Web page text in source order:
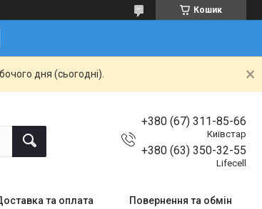
Кошик
дня (сьогодні).
+380 (67) 311-85-66
Київстар
+380 (63) 350-32-55
Lifecell
та оплата Повернення та обмін